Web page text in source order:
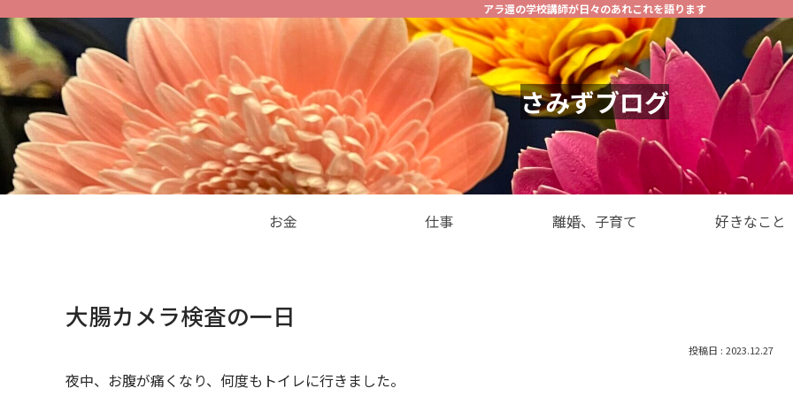
アラ還の学校講師が日々のあれこれを語ります
さみずブログ
お金 仕事 離婚、子育て 好きなこと
大腸カメラ検査の一日
2023.12.27
夜中、お腹が痛くなり、何度もトイレに行きました。